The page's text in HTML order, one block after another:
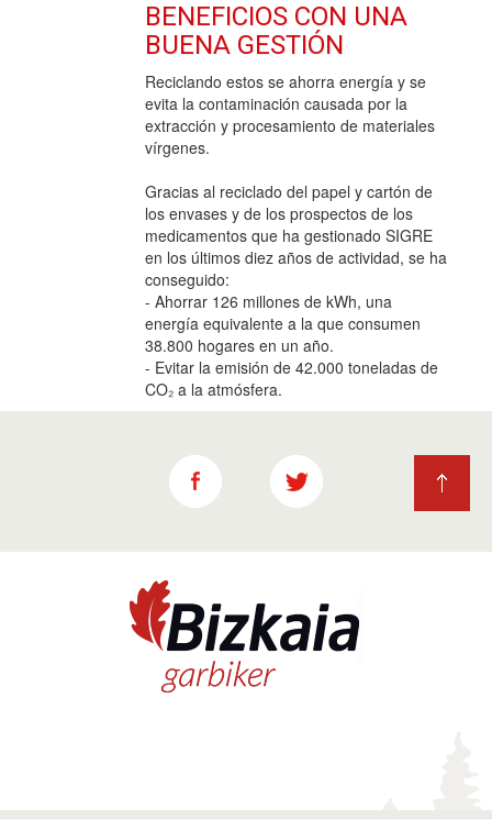
BENEFICIOS CON UNA
BUENA GESTIÓN
Reciclando estos se ahorra energía y se
evita la contaminación causada por la
extracción y procesamiento de materiales
vírgenes.
Gracias al reciclado del papel y cartón de
los envases y de los prospectos de los
medicamentos que ha gestionado SIGRE
en los últimos diez años de actividad, se ha
conseguido:
- Ahorrar 126 millones de kWh, una
energía equivalente a la que consumen
38.800 hogares en un año.
- Evitar la emisión de 42.000 toneladas de
CO₂ a la atmósfera.